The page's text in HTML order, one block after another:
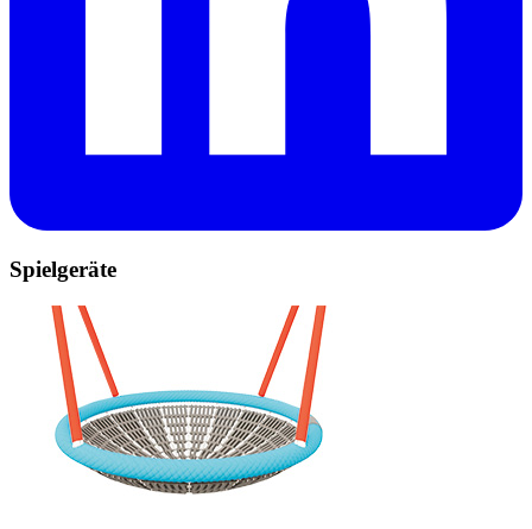
Spielgeräte